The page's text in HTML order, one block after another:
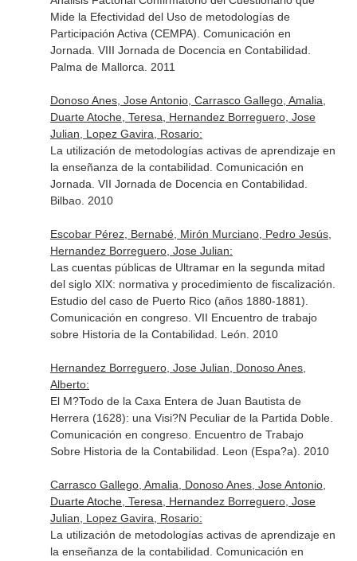
Mide la Efectividad del Uso de metodologías de
Participación Activa (CEMPA). Comunicación en
Jornada. VIII Jornada de Docencia en Contabilidad.
Palma de Mallorca. 2011
Donoso Anes, Jose Antonio, Carrasco Gallego, Amalia,
Duarte Atoche, Teresa, Hernandez Borreguero, Jose
Julian, Lopez Gavira, Rosario:
La utilización de metodologías activas de aprendizaje en
la enseñanza de la contabilidad. Comunicación en
Jornada. VII Jornada de Docencia en Contabilidad.
Bilbao. 2010
Escobar Pérez, Bernabé, Mirón Murciano, Pedro Jesús,
Hernandez Borreguero, Jose Julian:
Las cuentas públicas de Ultramar en la segunda mitad
del siglo XIX: normativa y procedimiento de fiscalización.
Estudio del caso de Puerto Rico (años 1880-1881).
Comunicación en congreso. VII Encuentro de trabajo
sobre Historia de la Contabilidad. León. 2010
Hernandez Borreguero, Jose Julian, Donoso Anes,
Alberto:
El M?Todo de la Caxa Entera de Juan Bautista de
Herrera (1628): una Visi?N Peculiar de la Partida Doble.
Comunicación en congreso. Encuentro de Trabajo
Sobre Historia de la Contabilidad. Leon (Espa?a). 2010
Carrasco Gallego, Amalia, Donoso Anes, Jose Antonio,
Duarte Atoche, Teresa, Hernandez Borreguero, Jose
Julian, Lopez Gavira, Rosario:
La utilización de metodologías activas de aprendizaje en
la enseñanza de la contabilidad. Comunicación en